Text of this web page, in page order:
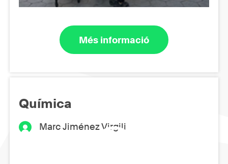
Més informació
Química
Marc Jiménez Virgili